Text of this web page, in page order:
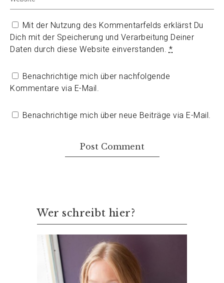
Mit der Nutzung des Kommentarfelds erklärst Du
Dich mit der Speicherung und Verarbeitung Deiner
Daten durch diese Website einverstanden. *
Benachrichtige mich über nachfolgende
Kommentare via E-Mail.
Benachrichtige mich über neue Beiträge via E-Mail.
Wer schreibt hier?